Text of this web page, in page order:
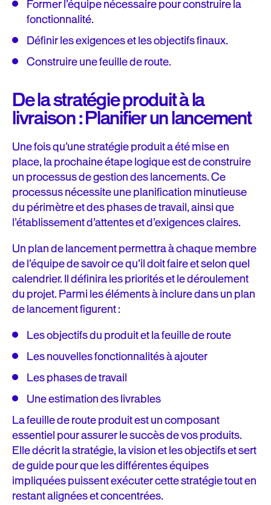
Former l’équipe nécessaire pour construire la
fonctionnalité.
Définir les exigences et les objectifs finaux.
Construire une feuille de route.
De la stratégie produit à la
livraison : Planifier un lancement
Une fois qu’une stratégie produit a été mise en
place, la prochaine étape logique est de construire
un processus de gestion des lancements. Ce
processus nécessite une planification minutieuse
du périmètre et des phases de travail, ainsi que
l’établissement d’attentes et d’exigences claires.
Un plan de lancement permettra à chaque membre
de l’équipe de savoir ce qu’il doit faire et selon quel
calendrier. Il définira les priorités et le déroulement
du projet. Parmi les éléments à inclure dans un plan
de lancement figurent :
Les objectifs du produit et la feuille de route
Les nouvelles fonctionnalités à ajouter
Les phases de travail
Une estimation des livrables
La feuille de route produit est un composant
essentiel pour assurer le succès de vos produits.
Elle décrit la stratégie, la vision et les objectifs et sert
de guide pour que les différentes équipes
impliquées puissent exécuter cette stratégie tout en
restant alignées et concentrées.